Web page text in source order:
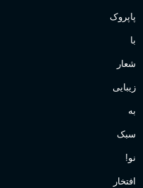
پاپروک
با
شعار
زیبایی
به
سبک
نو!
افتخار